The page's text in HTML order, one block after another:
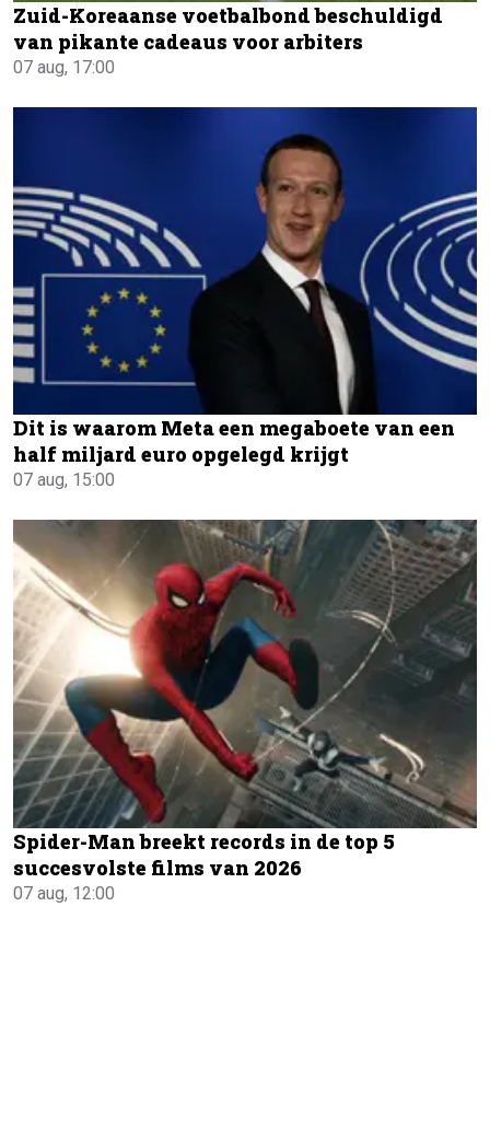
Zuid-Koreaanse voetbalbond beschuldigd
van pikante cadeaus voor arbiters
07 aug, 17:00
Dit is waarom Meta een megaboete van een
half miljard euro opgelegd krijgt
07 aug, 15:00
Spider-Man breekt records in de top 5
succesvolste films van 2026
07 aug, 12:00